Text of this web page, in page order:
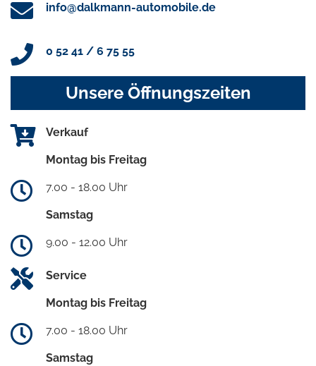
info@dalkmann-automobile.de
0 52 41 / 6 75 55
Unsere Öffnungszeiten
Verkauf
Montag bis Freitag
7.00 - 18.00 Uhr
Samstag
9.00 - 12.00 Uhr
Service
Montag bis Freitag
7.00 - 18.00 Uhr
Samstag